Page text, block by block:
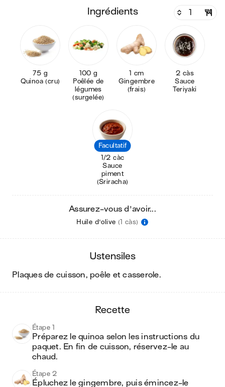
ingrédients
75 g
Quinoa (cru)
100 g
Poêlée de
légumes
(surgelée)
1 cm
Gingembre
(frais)
2 càs
Sauce
Teriyaki
Facultatif
1/2 càc
Sauce
piment
(Sriracha)
Assurez-vous d'avoir...
Huile d'olive (1 càs)
ustensiles
plaques de cuisson, poêle et casserole.
recette
Étape 1
Préparez le quinoa selon les instructions du
paquet. En fin de cuisson, réservez-le au
chaud.
Étape 2
Épluchez le gingembre, puis émincez-le